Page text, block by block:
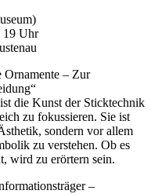
19 Uhr
Ornamente – Zur
die Kunst der Sticktechnik
zu fokussieren. Sie ist
sondern vor allem
zu verstehen. Ob es
wird zu erörtern sein.
sträger –